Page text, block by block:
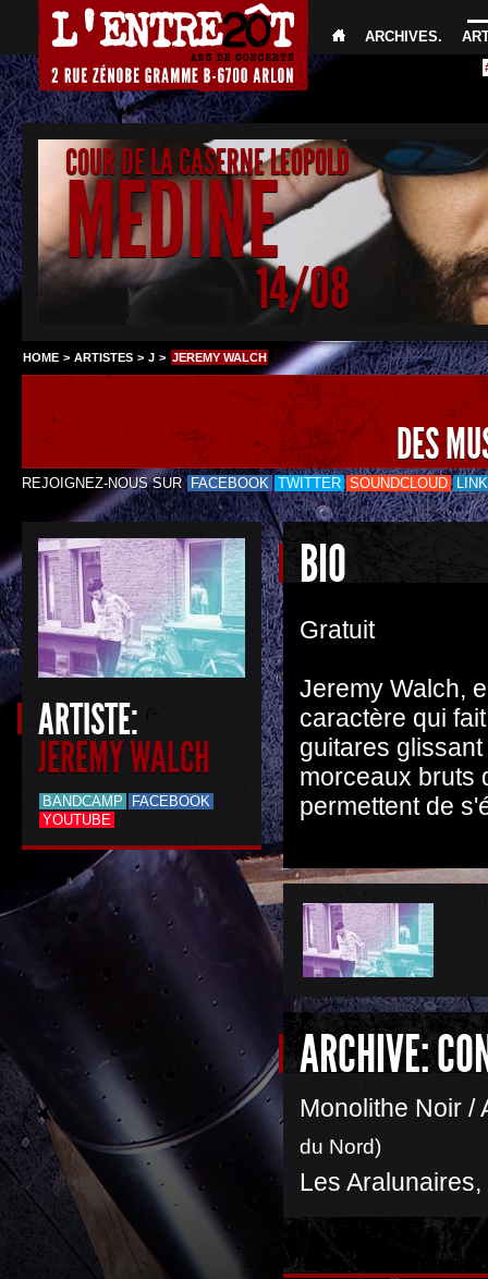
ARCHIVES.
COUR DE LA CASERNE LEOPOLD
MEDINE
14/08
HOME > ARTISTES > J > JEREMY WALCH
DES
REJOIGNEZ-NOUS SUR FACEBOOK TWITTER SOUNDCLOUD
ARTISTE:
JEREMY WALCH
BANDCAMP
FACEBOOK
YOUTUBE
BIO
Gratuit
Jeremy Walch,
caractère qui
guitares
morceaux bruts
permettent de
ARCHIVE:
Monolithe Noir /
du Nord)
Les Aralunaires,